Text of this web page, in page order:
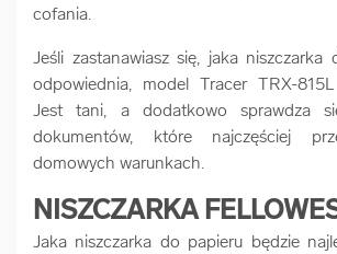
cofania.
Jeśli zastanawiasz się, jaka niszczarka
odpowiednia, model Tracer TRX-
Jest tani, a dodatkowo sprawdza
dokumentów, które najczęściej
domowych warunkach.
NISZCZARKA
Jaka niszczarka do papieru będzie